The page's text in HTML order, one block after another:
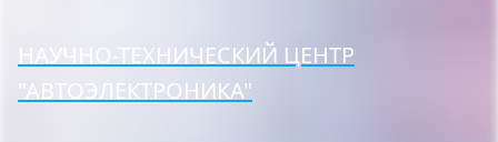
НАУЧНО-ТЕХНИЧЕСКИЙ ЦЕНТР
"АВТОЭЛЕКТРОНИКА"